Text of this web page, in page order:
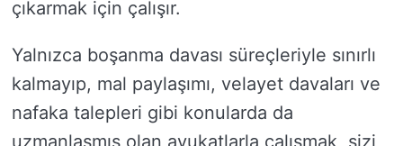
çıkarmak için çalışır.
Yalnızca boşanma davası süreçleriyle sınırlı
kalmayıp, mal paylaşımı, velayet davaları ve
nafaka talepleri gibi konularda da
uzmanlaşmış olan avukatlarla çalışmak, sizi